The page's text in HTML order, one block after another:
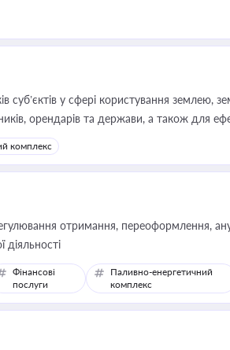
суб’єктів у сфері користування землею,
орендарів та держави, а також для
комплекс
отримання, переоформлення,
Фінансові
послуги
Паливно-енергетичний
комплекс